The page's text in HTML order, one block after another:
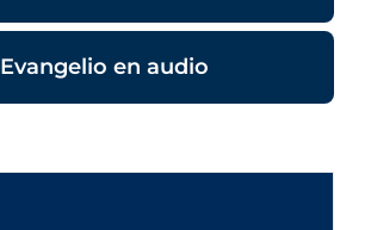
Evangelio en audio